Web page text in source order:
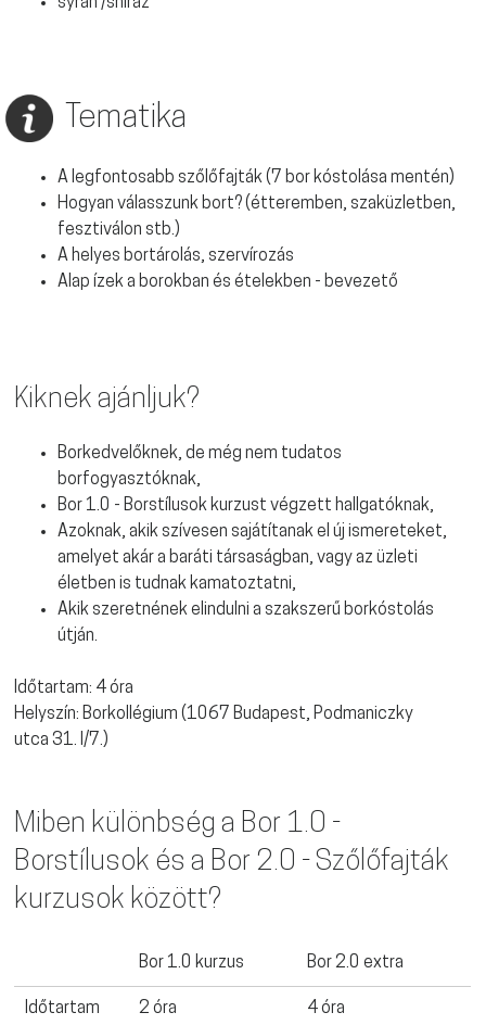
Tematika
A legfontosabb szőlőfajták (7 bor kóstolása mentén)
Hogyan válasszunk bort? (étteremben, szaküzletben,
fesztiválon stb.)
A helyes bortárolás, szervírozás
Alap ízek a borokban és ételekben - bevezető
Kiknek ajánljuk?
Borkedvelőknek, de még nem tudatos
borfogyasztóknak,
Bor 1.0 - Borstílusok kurzust végzett hallgatóknak,
Azoknak, akik szívesen sajátítanak el új ismereteket,
amelyet akár a baráti társaságban, vagy az üzleti
életben is tudnak kamatoztatni,
Akik szeretnének elindulni a szakszerű borkóstolás
útján.
Időtartam: 4 óra
Helyszín: Borkollégium (1067 Budapest, Podmaniczky
utca 31. I/7.)
Miben különbség a Bor 1.0 -
Borstílusok és a Bor 2.0 - Szőlőfajták
kurzusok között?
Bor 1.0 kurzus Bor 2.0 extra
Időtartam 2 óra 4 óra